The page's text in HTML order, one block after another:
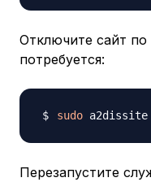
Отключите сайт
потребуется:
sudo
Перезапустите